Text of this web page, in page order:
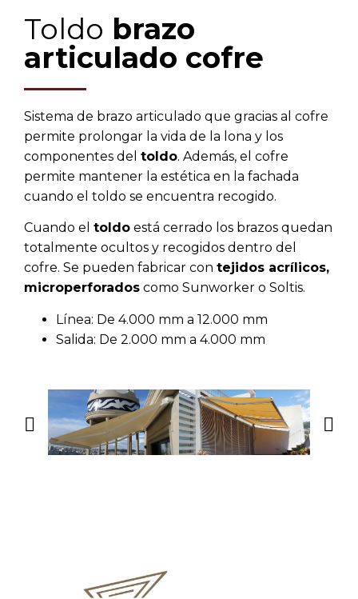
Toldo brazo
articulado cofre
Sistema de brazo articulado que gracias al cofre
permite prolongar la vida de la lona y los
componentes del toldo. Además, el cofre
permite mantener la estética en la fachada
cuando el toldo se encuentra recogido.
Cuando el toldo está cerrado los brazos quedan
totalmente ocultos y recogidos dentro del
cofre. Se pueden fabricar con tejidos acrílicos,
microperforados como Sunworker o Soltis.
Línea: De 4.000 mm a 12.000 mm
Salida: De 2.000 mm a 4.000 mm